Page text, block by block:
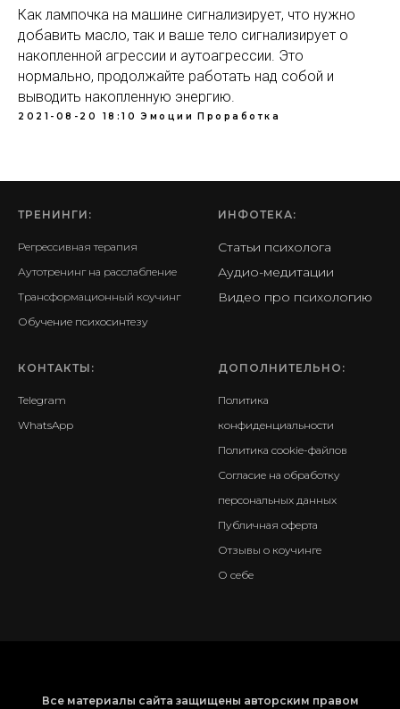
Как лампочка на машине сигнализирует, что нужно
добавить масло, так и ваше тело сигнализирует о
накопленной агрессии и аутоагрессии. Это
нормально, продолжайте работать над собой и
выводить накопленную энергию.
2021-08-20 18:10 Эмоции Проработка
ТРЕНИНГИ:
Регрессивная терапия
Аутотренинг на расслабление
Трансформационный коучинг
Обучение психосинтезу
ИНФОТЕКА:
Статьи психолога
Аудио-медитации
Видео про психологию
КОНТАКТЫ:
Telegram
WhatsApp
ДОПОЛНИТЕЛЬНО:
Политика
конфиденциальности
Политика cookie-файлов
Согласие на обработку
персональных данных
Публичная оферта
Отзывы о коучинге
О себе
Все материалы сайта защищены авторским правом